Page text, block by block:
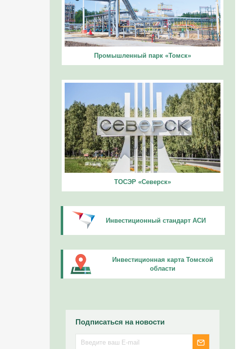
Промышленный парк «Томск»
ТОСЭР «Северск»
Инвестиционный стандарт АСИ
Инвестиционная карта Томской
области
Подписаться на новости